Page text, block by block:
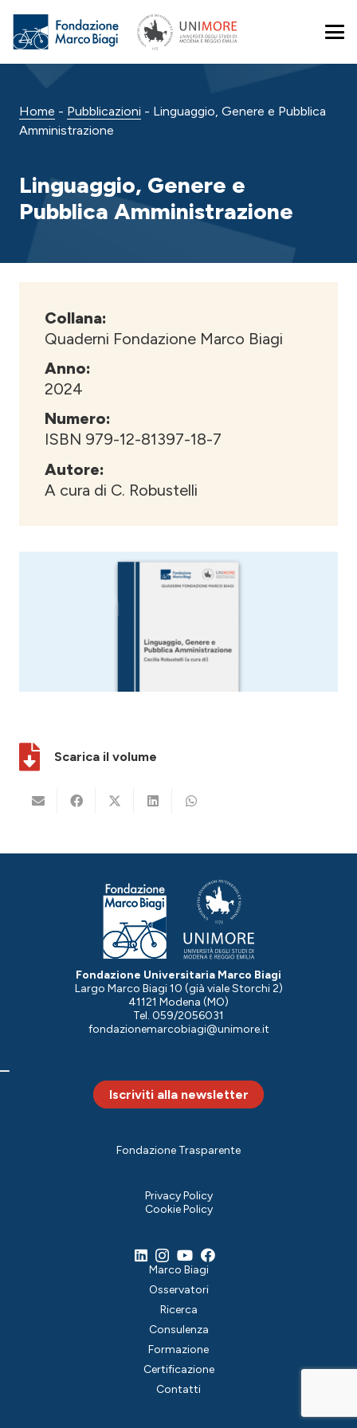
Home - Pubblicazioni - Linguaggio, Genere e Pubblica
Amministrazione
Linguaggio, Genere e
Pubblica Amministrazione
Scarica il volume
Collana:
Quaderni Fondazione Marco Biagi
Anno:
2024
Numero:
ISBN 979-12-81397-18-7
Autore:
A cura di C. Robustelli
Fondazione Universitaria Marco Biagi
Largo Marco Biagi 10 (già viale Storchi 2)
41121 Modena (MO)
Tel. 059/2056031
fondazionemarcobiagi@unimore.it
Iscriviti alla newsletter
Marco Biagi
Osservatori
Ricerca
Consulenza
Formazione
Certificazione
Contatti
Fondazione Trasparente
Privacy Policy
Cookie Policy